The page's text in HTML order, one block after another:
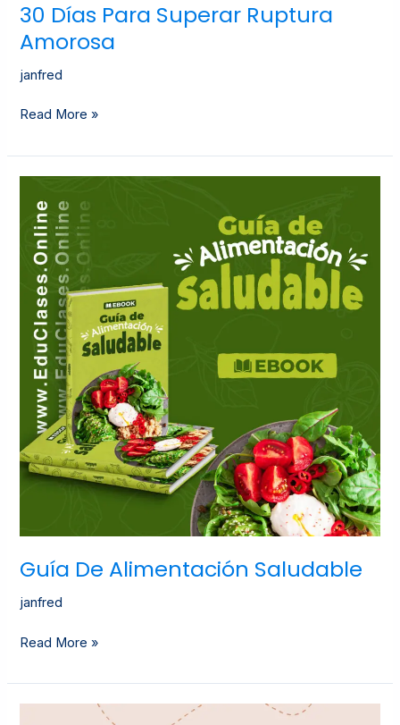
30 Días Para Superar Ruptura
Amorosa
janfred
Read More »
Guía De Alimentación Saludable
janfred
De
Alimentación
Saludable
Read More »